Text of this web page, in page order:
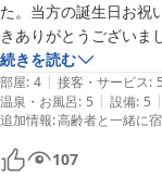
那須でのご家族旅行
ます。ホテル周辺に
季節によって異なる
「また利用したい」
快適にお過ごしいた
てまいります。
た。当方の誕生日お祝
きありがとうございま
空間で静かに食事を楽
今回で4回目の宿泊で
モンとコーンフレーク
温泉の硫黄臭ではなく
品数が減っていてとて
祝ってもらえたので、
続きを読む
部屋: 4 | 接客・サービス: 5
温泉・お風呂: 5 | 設備: 5 |
追加情報:高齢者と一緒に
107